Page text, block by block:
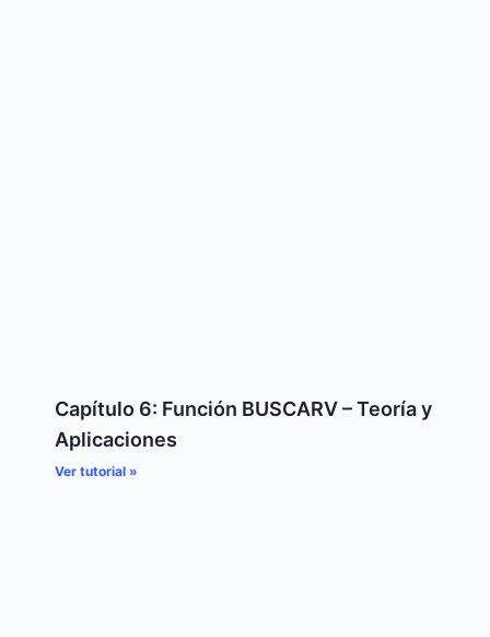
Capítulo 6: Función BUSCARV – Teoría y
Aplicaciones
Ver tutorial »